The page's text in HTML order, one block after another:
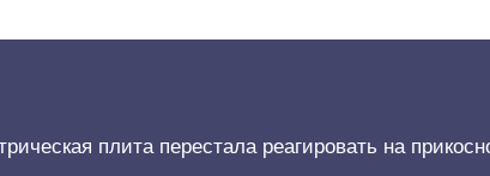
плита перестала реагировать на